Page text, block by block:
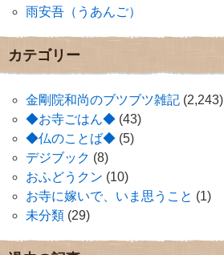
雨安吾（うあんご）
カテゴリー
金剛院和尚のブツブツ雑記 (2,243)
◆お寺ごはん◆ (43)
◆仏のことば◆ (5)
デジブック (8)
おふどうクン (10)
お寺に嫁いで、いま思うこと (1)
未分類 (29)